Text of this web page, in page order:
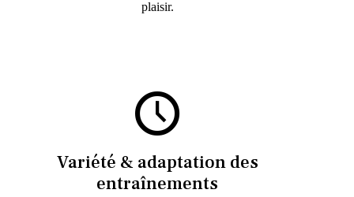
plaisir.
Variété & adaptation des
entraînements